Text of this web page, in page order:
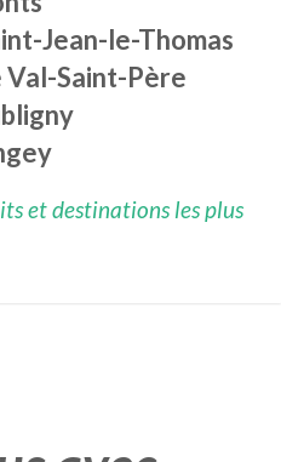
Jean-le-Thomas
Val-Saint-Père
et destinations les plus